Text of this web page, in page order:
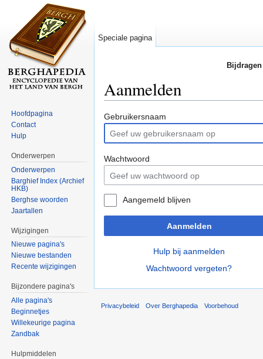
Aanmelden
Gebruikersnaam
Wachtwoord
Aangemeld blijven
Aanmelden
Hulp bij aanmelden
Wachtwoord vergeten?
Speciale pagina
Hoofdpagina
Contact
Hulp
Onderwerpen
Onderwerpen
Barghief Index (Archief
HKB)
Berghse woorden
Jaartallen
Wijzigingen
Nieuwe pagina's
Nieuwe bestanden
Recente wijzigingen
Bijzondere pagina's
Alle pagina's
Beginnetjes
Willekeurige pagina
Zandbak
Hulpmiddelen
Privacybeleid Over Berghapedia Voorbehoud